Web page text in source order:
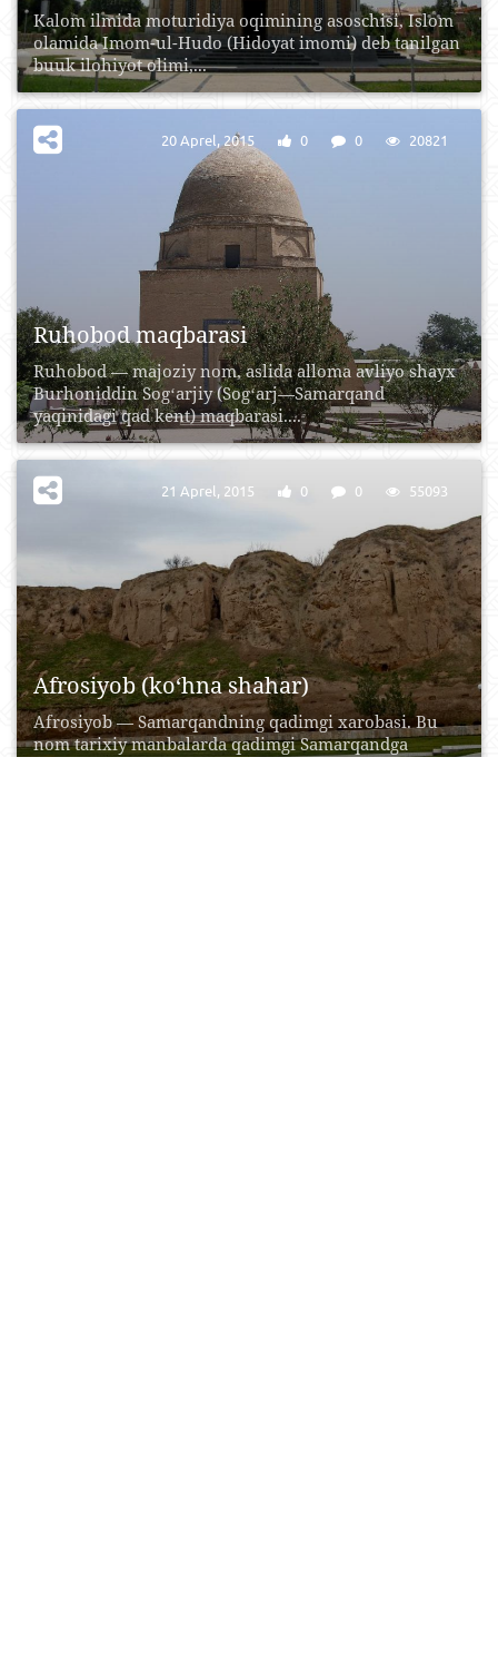
Kalom ilmida moturidiya oqimining asoschisi, Islom
olamida Imom-ul-Hudo (Hidoyat imomi) deb tanilgan
buuk ilohiyot olimi,...
Ruhobod maqbarasi
Ruhobod — majoziy nom, aslida alloma avliyo shayx
Burhoniddin Sogʻarjiy (Sogʻarj—Samarqand
yaqinidagi qad kent) maqbarasi....
20 Aprel, 2015 0 0 20821
Afrosiyob (ko‘hna shahar)
Afrosiyob — Samarqandning qadimgi xarobasi. Bu
nom tarixiy manbalarda qadimgi Samarqandga
21 Aprel, 2015 0 0 55093